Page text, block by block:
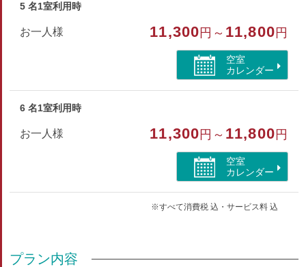
5 名1室利用時
お一人様 11,300 円～ 11,800 円
空室
カレンダー
6 名1室利用時
お一人様 11,300 円～ 11,800 円
空室
カレンダー
※すべて消費税 込・サービス料 込
プラン内容